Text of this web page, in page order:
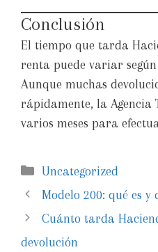
Conclusión
El tiempo que tarda
renta puede variar según
Aunque muchas
rápidamente, la Agencia
varios meses para
Uncategorized
Modelo 200: qué es
Cuánto tarda
devolución